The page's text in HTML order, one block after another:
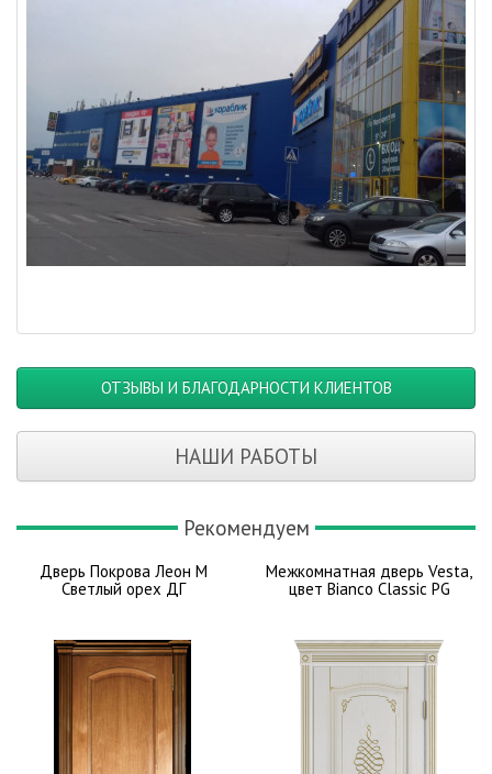
ОТЗЫВЫ И БЛАГОДАРНОСТИ КЛИЕНТОВ
НАШИ РАБОТЫ
Рекомендуем
Дверь Покрова Леон М
Светлый орех ДГ
Межкомнатная дверь Vesta,
цвет Bianco Classic PG